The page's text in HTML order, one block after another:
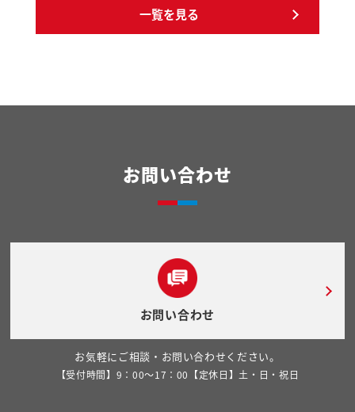
一覧を見る
お問い合わせ
お問い合わせ
お気軽にご相談・お問い合わせください。
【受付時間】9：00～17：00【定休日】土・日・祝日